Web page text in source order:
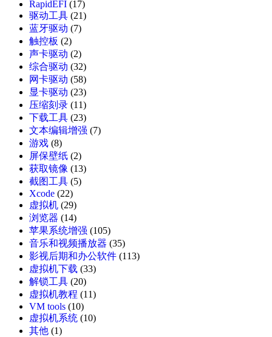
RapidEFI (17)
驱动工具 (21)
蓝牙驱动 (7)
触控板 (2)
声卡驱动 (2)
综合驱动 (32)
网卡驱动 (58)
显卡驱动 (23)
压缩刻录 (11)
下载工具 (23)
文本编辑增强 (7)
游戏 (8)
屏保壁纸 (2)
获取镜像 (13)
截图工具 (5)
Xcode (22)
虚拟机 (29)
浏览器 (14)
苹果系统增强 (105)
音乐和视频播放器 (35)
影视后期和办公软件 (113)
虚拟机下载 (33)
解锁工具 (20)
虚拟机教程 (11)
VM tools (10)
虚拟机系统 (10)
其他 (1)